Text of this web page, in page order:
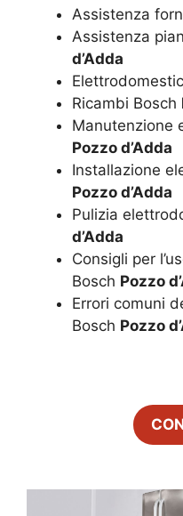
Assistenza
Assistenza
d’Adda
Ricambi Bosch
Manutenzione
Pozzo d’Adda
Installazione
Pozzo d’Adda
Pulizia
d’Adda
Consigli per
Bosch Pozzo
Errori comuni
Bosch Pozzo